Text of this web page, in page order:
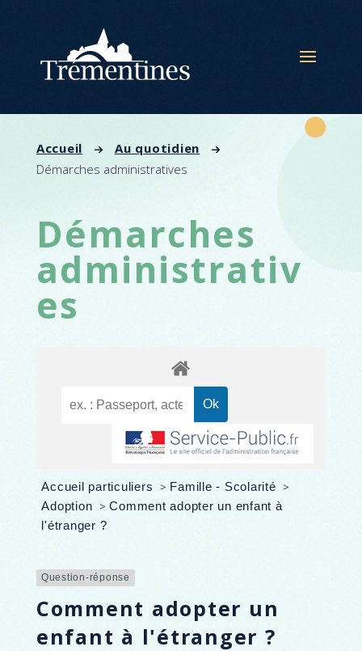
Accueil
Au quotidien
Démarches administratives
Démarches
administrativ
es
Accueil particuliers > Famille - Scolarité >
Adoption > Comment adopter un enfant à
l'étranger ?
Question-réponse
Comment adopter un
enfant à l'étranger ?